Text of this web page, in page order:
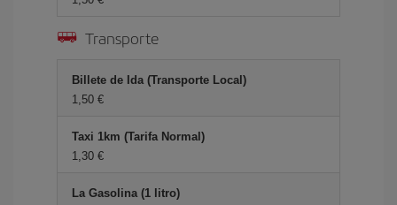
Transporte
Billete de Ida (Transporte Local)
1,50
Taxi 1km (Tarifa Normal)
1,30
La Gasolina (1 litro)